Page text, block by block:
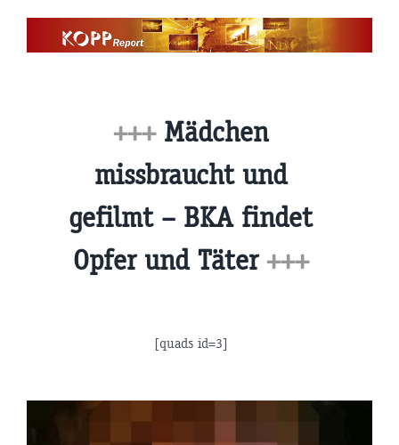
+++ Mädchen
missbraucht und
gefilmt – BKA findet
Opfer und Täter +++
[quads id=3]